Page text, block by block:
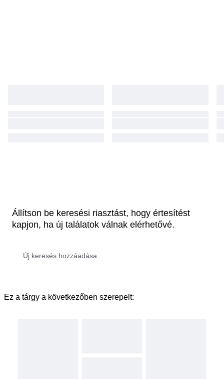
Állítson be keresési riasztást, hogy értesítést
kapjon, ha új találatok válnak elérhetővé.
Ez a tárgy a következőben szerepelt: